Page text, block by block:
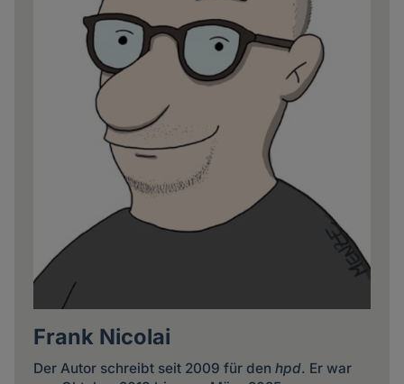
Frank Nicolai
Der Autor schreibt seit 2009 für den hpd. Er war